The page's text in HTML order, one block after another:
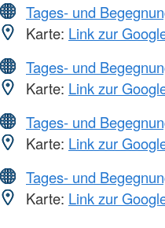
Tages- und
Karte: Link zur
Tages- und
Karte: Link zur
Tages- und
Karte: Link zur
Tages- und
Karte: Link zur